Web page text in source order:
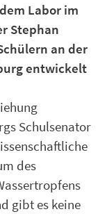
Labor im
Stephan
an der
entwickelt
Schulsenator
des
gibt es keine